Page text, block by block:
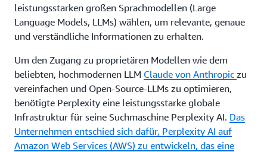
leistungsstarken großen Sprachmodellen (Large
Language Models, LLMs) wählen, um relevante, genaue
und verständliche Informationen zu erhalten.
Um den Zugang zu proprietären Modellen wie dem
beliebten, hochmodernen LLM Claude von Anthropic zu
vereinfachen und Open-Source-LLMs zu optimieren,
benötigte Perplexity eine leistungsstarke globale
Infrastruktur für seine Suchmaschine Perplexity AI. Das
Unternehmen entschied sich dafür, Perplexity AI auf
Amazon Web Services (AWS) zu entwickeln, das eine